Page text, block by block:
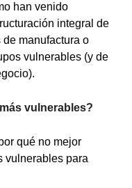
han venido
integral de
manufactura o
vulnerables (y de
vulnerables?
qué no mejor
vulnerables para